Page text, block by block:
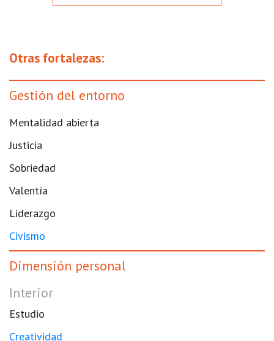
Otras fortalezas:
Gestión del entorno
Mentalidad abierta
Justicia
Sobriedad
Valentía
Liderazgo
Civismo
Dimensión personal
Interior
Estudio
Creatividad